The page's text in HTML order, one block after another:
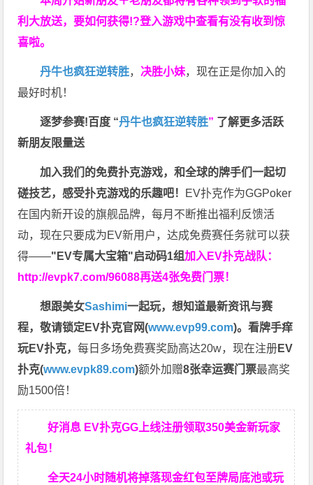
利大放送，要如何获得!?登入游戏中查看有没有收到惊
喜啦。
丹牛也疯狂逆转胜， 决胜小妹，现在正是你加入的
最好时机！
逐梦参赛!百度 “丹牛也疯狂逆转胜” 了解更多活跃
新朋友限量送
加入我们的免费扑克游戏，和全球的牌手们一起切
磋技艺，感受扑克游戏的乐趣吧！ EV扑克作为GGPoker
在国内新开设的旗舰品牌，每月不断推出福利反馈活
动，现在只要成为EV新用户，达成免费赛任务就可以获
得——"EV专属大宝箱"启动码1组加入EV扑克战队：
http://evpk7.com/96088再送4张免费门票！
想跟美女Sashimi一起玩，想知道最新资讯与赛
程，敬请锁定EV扑克官网(www.evp99.com)。看牌手痒
玩EV扑克，每日多场免费赛奖励高达20w，现在注册EV
扑克(www.evpk89.com)额外加赠8张幸运赛门票最高奖
励1500倍！
好消息 EV扑克GG上线注册领取350美金新玩家
礼包！
全天24小时随机将掉落现金红包至牌局底池或玩